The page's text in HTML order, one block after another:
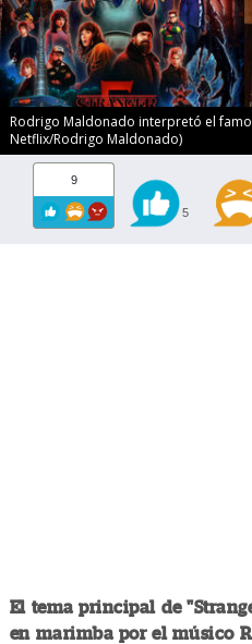
Rodrigo Maldonado interpretó el
Netflix/Rodrigo Maldonado)
9
5
El tema principal de
en marimba por el músico